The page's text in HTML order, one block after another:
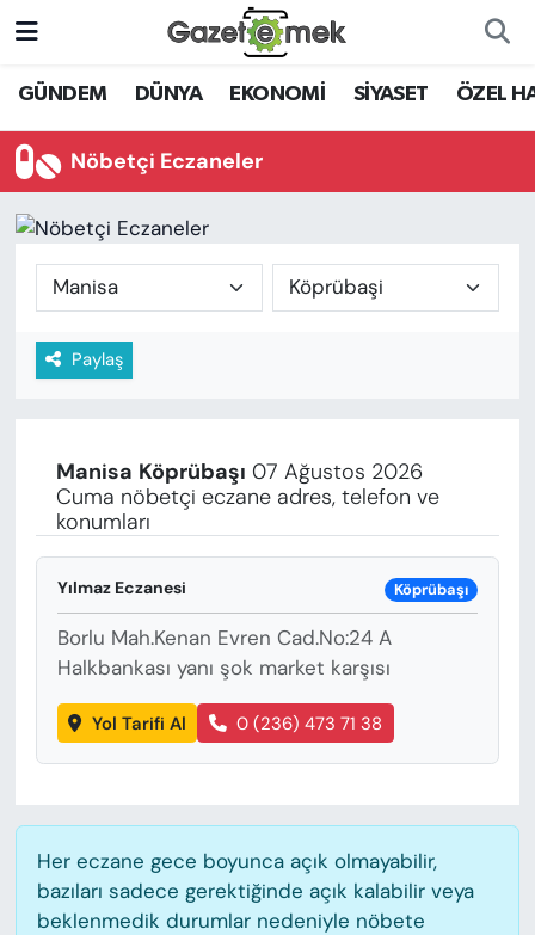
GÜNDEM DÜNYA EKONOMİ SİYASET ÖZEL
Nöbetçi Eczaneler
Paylaş
Manisa Köprübaşı 07 Ağustos 2026
Cuma nöbetçi eczane adres, telefon ve
konumları
Yılmaz Eczanesi Köprübaşı
Borlu Mah.Kenan Evren Cad.No:24 A
Halkbankası yanı şok market karşısı
Yol Tarifi Al 0 (236) 473 71 38
Her eczane gece boyunca açık olmayabilir,
bazıları sadece gerektiğinde açık kalabilir veya
beklenmedik durumlar nedeniyle nöbete
DÜNYA
EKONOMİ
YENİ MEDYADA EMEK
GAZETECİLİĞİNİ GELİŞTİRMEK
FAYDALI BİLGİLER
EĞİTİM
SAĞLIK
SPOR
KÜLTÜR-SANAT
YAZAR KÖŞESİ
Nöbetçi Eczaneler
Hava Durumu
Trafik Durumu
Haber Arşivi